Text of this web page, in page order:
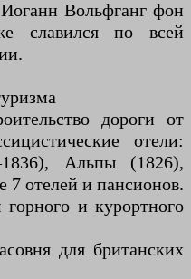
Вольфганг фон
славился по всей
дороги от
отели:
Альпы (1826),
отелей и пансионов.
и курортного
для британских